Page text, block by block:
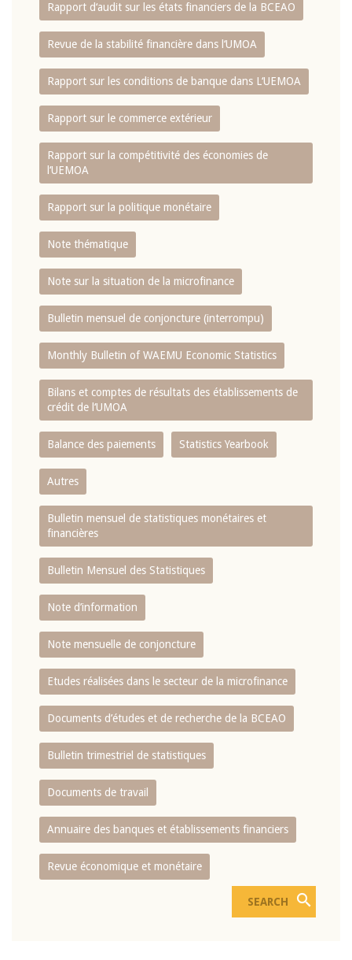
Rapport d‘audit sur les états financiers de la BCEAO
Revue de la stabilité financière dans l‘UMOA
Rapport sur les conditions de banque dans L‘UEMOA
Rapport sur le commerce extérieur
Rapport sur la compétitivité des économies de
l‘UEMOA
Rapport sur la politique monétaire
Note thématique
Note sur la situation de la microfinance
Bulletin mensuel de conjoncture (interrompu)
Monthly Bulletin of WAEMU Economic Statistics
Bilans et comptes de résultats des établissements de
crédit de l‘UMOA
Balance des paiements Statistics Yearbook
Autres
Bulletin mensuel de statistiques monétaires et
financières
Bulletin Mensuel des Statistiques
Note d’information
Note mensuelle de conjoncture
Etudes réalisées dans le secteur de la microfinance
Documents d’études et de recherche de la BCEAO
Bulletin trimestriel de statistiques
Documents de travail
Annuaire des banques et établissements financiers
Revue économique et monétaire